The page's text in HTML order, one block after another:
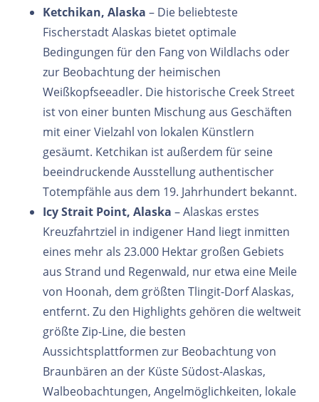
Ketchikan, Alaska – Die beliebteste
Fischerstadt Alaskas bietet optimale
Bedingungen für den Fang von Wildlachs oder
zur Beobachtung der heimischen
Weißkopfseeadler. Die historische Creek Street
ist von einer bunten Mischung aus Geschäften
mit einer Vielzahl von lokalen Künstlern
gesäumt. Ketchikan ist außerdem für seine
beeindruckende Ausstellung authentischer
Totempfähle aus dem 19. Jahrhundert bekannt.
Icy Strait Point, Alaska – Alaskas erstes
Kreuzfahrtziel in indigener Hand liegt inmitten
eines mehr als 23.000 Hektar großen Gebiets
aus Strand und Regenwald, nur etwa eine Meile
von Hoonah, dem größten Tlingit-Dorf Alaskas,
entfernt. Zu den Highlights gehören die weltweit
größte Zip-Line, die besten
Aussichtsplattformen zur Beobachtung von
Braunbären an der Küste Südost-Alaskas,
Walbeobachtungen, Angelmöglichkeiten, lokale